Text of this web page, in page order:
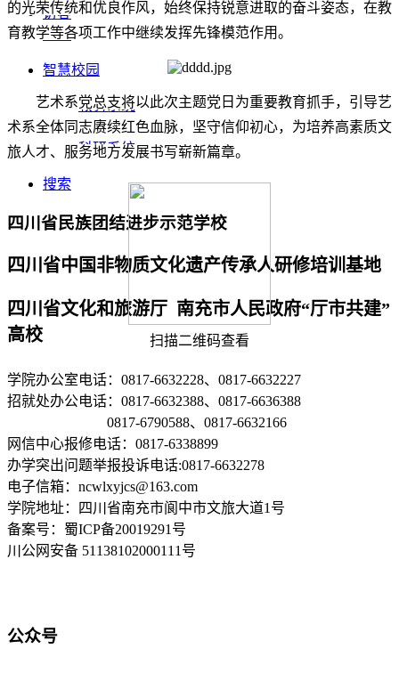
访客
考生
智慧校园
教务系统
OA办公系统
科研系统
搜索
四川省民族团结进步示范学校
四川省中国非物质文化遗产传承人研修培训基地
四川省文化和旅游厅 南充市人民政府“厅市共建”
高校
的光荣传统和优良作风，始终保持锐意进取的奋斗姿态，在教
育教学等各项工作中继续发挥先锋模范作用。
艺术系党总支将以此次主题党日为重要教育抓手，引导艺
术系全体同志赓续红色血脉，坚守信仰初心，为培养高素质文
旅人才、服务地方发展书写崭新篇章。
扫描二维码查看
学院办公室电话：0817-6632228、0817-6632227
招就处办公电话：0817-6632388、0817-6636388
0817-6790588、0817-6632166
网信中心报修电话：0817-6338899
办学突出问题举报投诉电话:0817-6632278
电子信箱：ncwlxyjcs@163.com
学院地址：四川省南充市阆中市文旅大道1号
备案号：蜀ICP备20019291号
川公网安备 51138102000111号
公众号